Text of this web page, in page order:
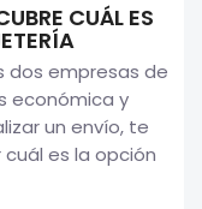
CUÁL ES
dos empresas de
económica y
un envío, te
es la opción